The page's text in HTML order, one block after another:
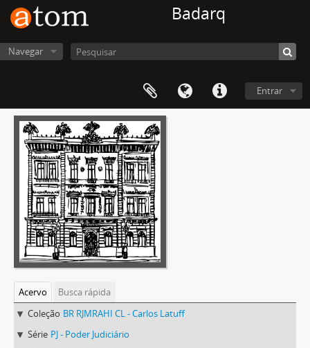
Badarq
Navegar
Entrar
Acervo
Busca rápida
Coleção BR RJMRAHI CL - Carlos Latuff
Série PJ - Poder Judiciário